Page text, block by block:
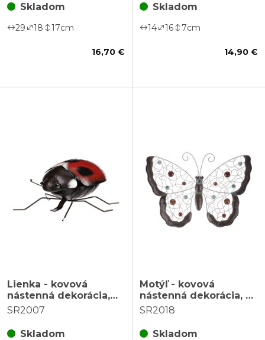
Skladom
29 18 17cm
16,70 €
Skladom
14 16 7cm
14,90 €
Lienka - kovová
nástenná dekorácia,
väčšia veľkosť
SR2007
Skladom
Motýľ - kovová
nástenná dekorácia, s
farebnými kamienkami
SR2018
Skladom